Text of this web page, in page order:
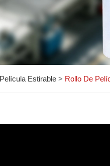
Estirable Rollo De